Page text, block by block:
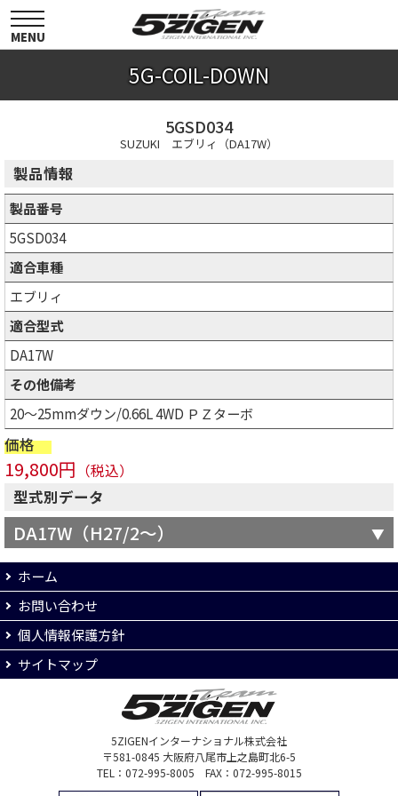
toggle
navigation
MENU
5G-COIL-DOWN
5GSD034
SUZUKI エブリィ（DA17W）
製品情報
製品番号
5GSD034
適合車種
エブリィ
適合型式
DA17W
その他備考
20～25mmダウン/0.66L 4WD ＰＺターボ
価格
19,800円 （税込）
型式別データ
DA17W（H27/2～）
ホーム
お問い合わせ
個人情報保護方針
サイトマップ
5ZIGENインターナショナル株式会社
〒581-0845 大阪府八尾市上之島町北6-5
TEL：072-995-8005 FAX：072-995-8015